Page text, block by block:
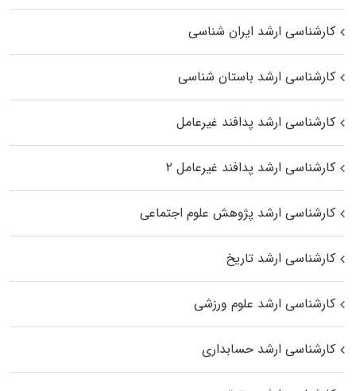
کارشناسی ارشد ایران شناسی
کارشناسی ارشد باستان شناسی
کارشناسی ارشد پدافند غیرعامل
کارشناسی ارشد پدافند غیرعامل ۲
کارشناسی ارشد پژوهش علوم اجتماعی
کارشناسی ارشد تاریخ
کارشناسی ارشد علوم ورزشی
کارشناسی ارشد حسابداری